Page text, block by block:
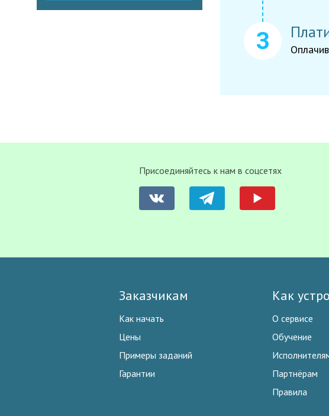
Присоединяйтесь к нам в соцсетях
Заказчикам
Как начать
Цены
Примеры заданий
Гарантии
Как
О сервисе
Обучение
Партнёрам
Правила